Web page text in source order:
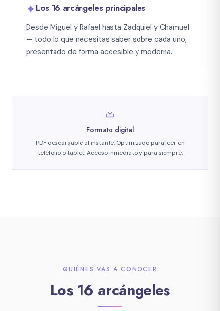
✦Los 16 arcángeles principales
Desde Miguel y Rafael hasta Zadquiel y Chamuel
— todo lo que necesitas saber sobre cada uno,
presentado de forma accesible y moderna.
Formato digital
PDF descargable al instante. Optimizado para leer en
teléfono o tablet. Acceso inmediato y para siempre.
QUIÉNES VAS A CONOCER
Los 16 arcángeles